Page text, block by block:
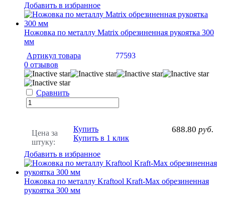
Добавить в избранное
Ножовка по металлу Matrix обрезиненная рукоятка 300
мм
Артикул товара
77593
0 отзывов
Сравнить
Цена за
штуку:
688.80 руб.
Купить
Купить в 1 клик
Добавить в избранное
Ножовка по металлу Kraftool Kraft-Max обрезиненная
рукоятка 300 мм